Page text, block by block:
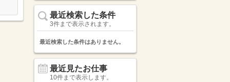
最近検索した条件
3件まで表示されます。
最近検索した条件はありません。
最近見たお仕事
10件まで表示します。